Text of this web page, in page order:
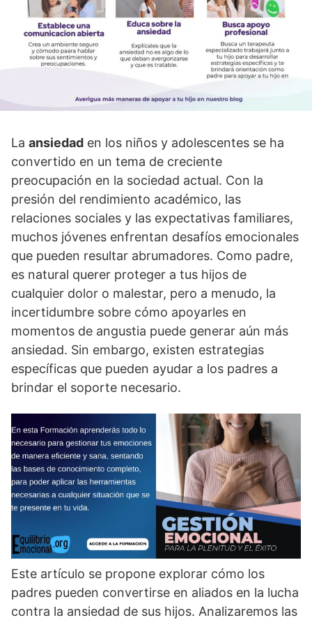
La ansiedad en los niños y adolescentes se ha
convertido en un tema de creciente
preocupación en la sociedad actual. Con la
presión del rendimiento académico, las
relaciones sociales y las expectativas familiares,
muchos jóvenes enfrentan desafí­os emocionales
que pueden resultar abrumadores. Como padre,
es natural querer proteger a tus hijos de
cualquier dolor o malestar, pero a menudo, la
incertidumbre sobre cómo apoyarles en
momentos de angustia puede generar aún más
ansiedad. Sin embargo, existen estrategias
especí­ficas que pueden ayudar a los padres a
brindar el soporte necesario.
Este artí­culo se propone explorar cómo los
padres pueden convertirse en aliados en la lucha
contra la ansiedad de sus hijos. Analizaremos las